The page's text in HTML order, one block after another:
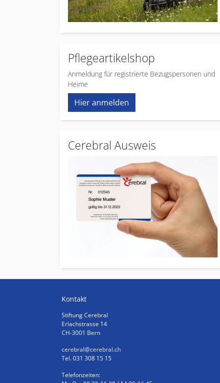
Pflegeartikelshop
Anmeldung für registrierte Bezugspersonen und
Heime
Hier anmelden
Cerebral Ausweis
Kontakt
Stiftung Cerebral
Erlachstrasse 14
CH-3001 Bern
cerebral@cerebral.ch
Tel. 031 308 15 15
Telefonzeiten: